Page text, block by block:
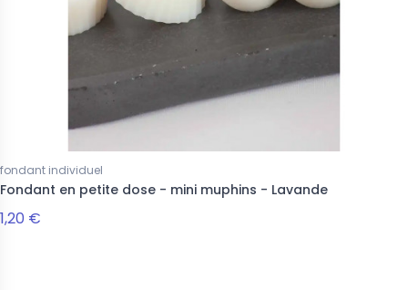
fondant individuel
Fondant en petite dose - mini muphins - Lavande
1,20 €